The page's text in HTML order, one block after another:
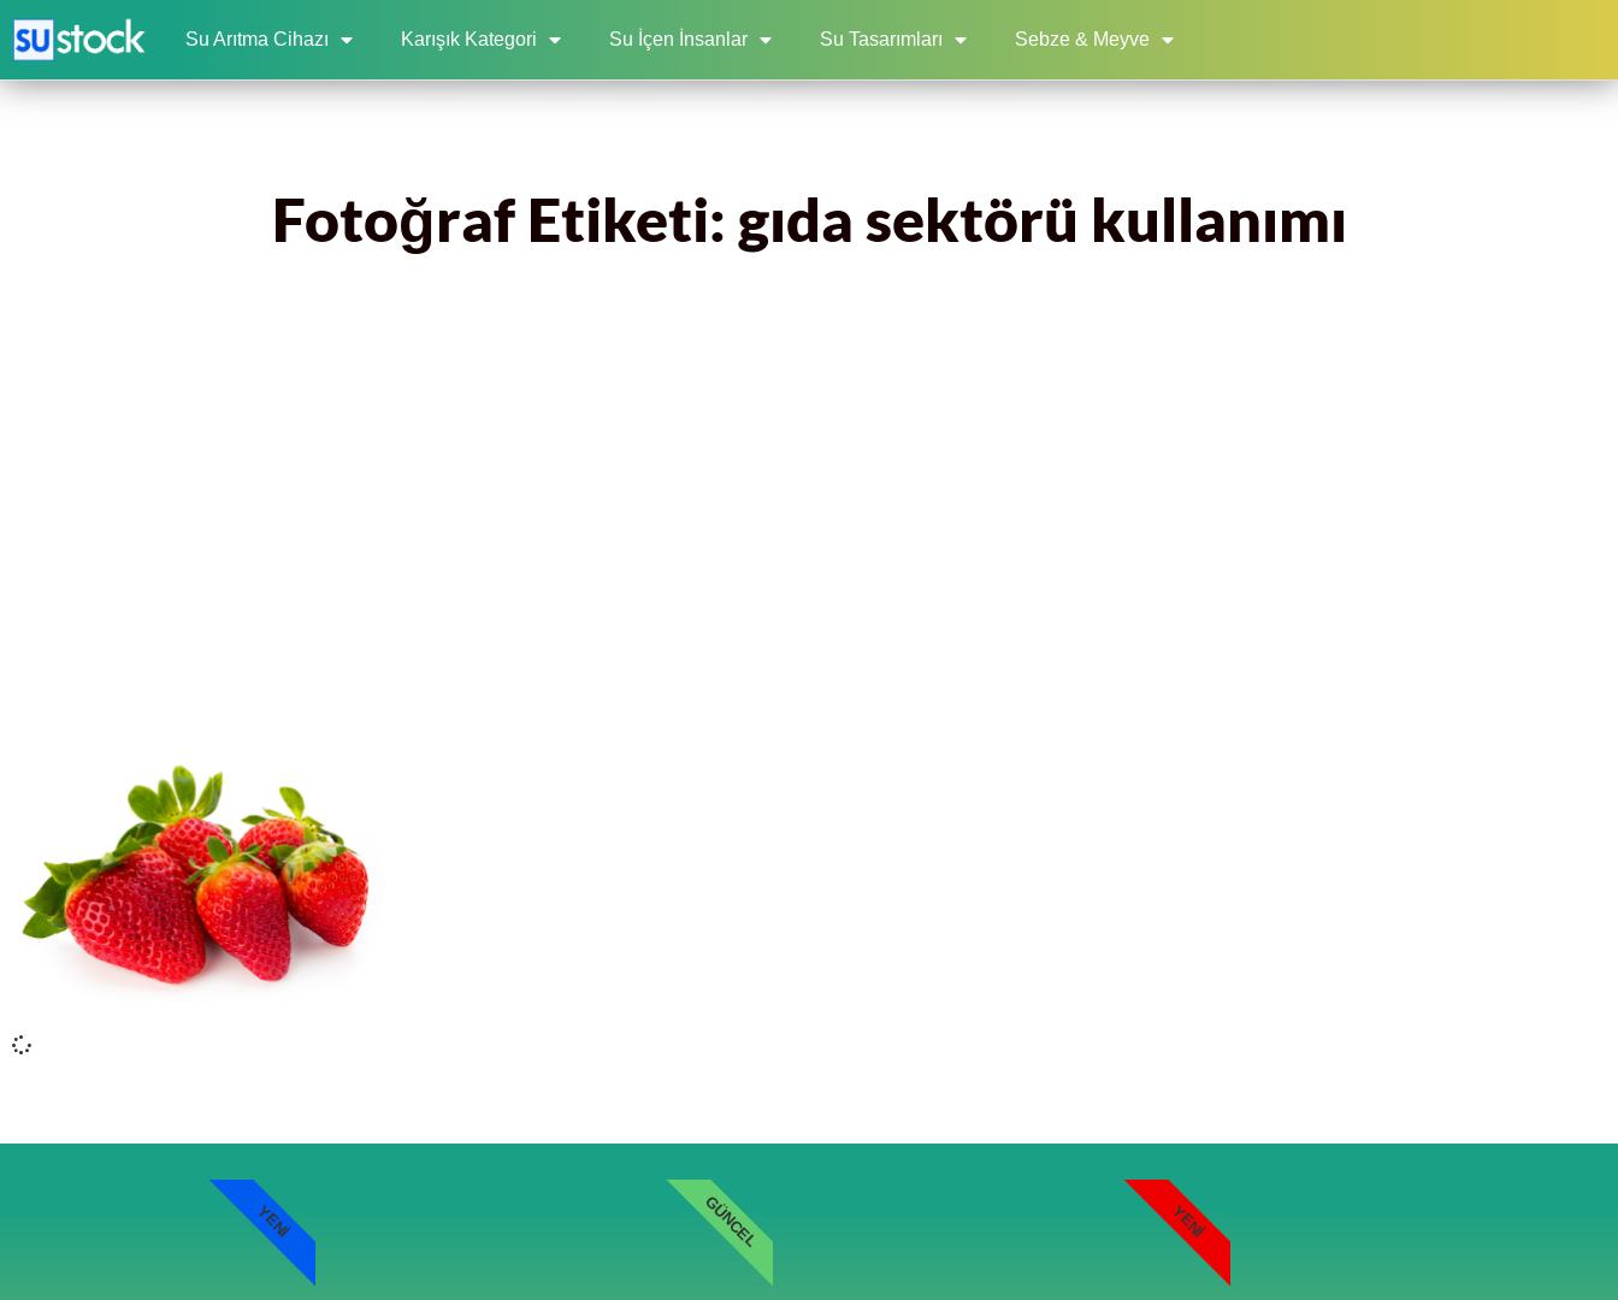
Su Arıtma Cihazı Karışık Kategori Su İçen İnsanlar Su Tasarımları Sebze & Meyve
Fotoğraf Etiketi: gıda sektörü kullanımı
YENI GÜNCEL YENI